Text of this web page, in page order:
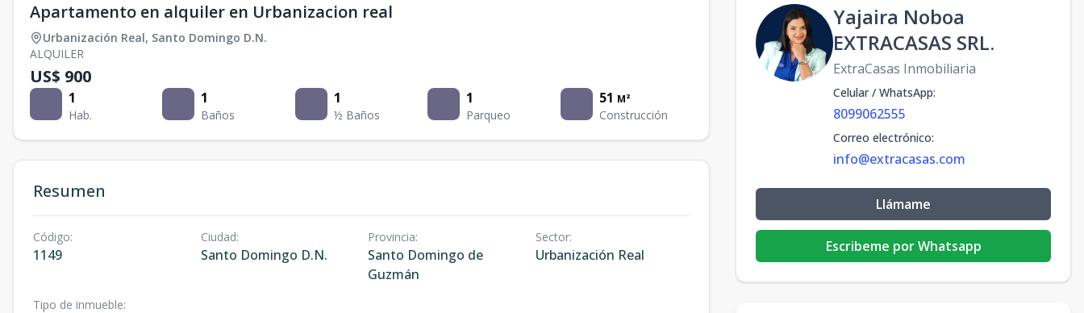
Apartamento en alquiler en Urbanizacion real
Urbanización Real, Santo Domingo D.N.
ALQUILER
US$ 900
1
Hab.
1
Baños
1
½ Baños
1
Parqueo
51 M²
Construcción
Resumen
Código:
1149
Ciudad:
Santo Domingo D.N.
Provincia:
Santo Domingo de
Guzmán
Sector:
Urbanización Real
Tipo de inmueble:
Yajaira Noboa
EXTRACASAS SRL.
ExtraCasas Inmobiliaria
Celular / WhatsApp:
8099062555
Correo electrónico:
info@extracasas.com
Llámame
Escribeme por Whatsapp